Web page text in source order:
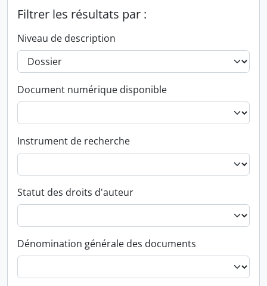
Filtrer les résultats par :
Niveau de description
Document numérique disponible
Instrument de recherche
Statut des droits d'auteur
Dénomination générale des documents